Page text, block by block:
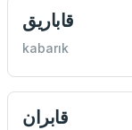
قاباريق
kabarık
قابران